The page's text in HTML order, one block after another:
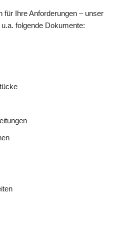
für Ihre Anforderungen – unser
folgende Dokumente: